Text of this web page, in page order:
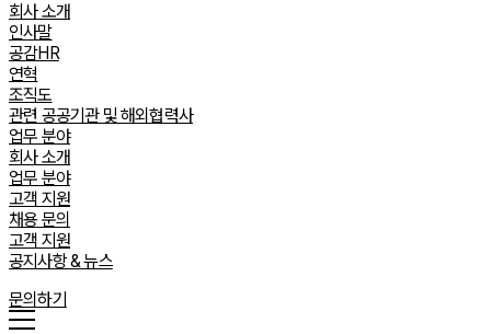
회사 소개
인사말
공감HR
연혁
조직도
관련 공공기관 및 해외협력사
업무 분야
회사 소개
업무 분야
고객 지원
채용 문의
고객 지원
공지사항 & 뉴스
문의하기